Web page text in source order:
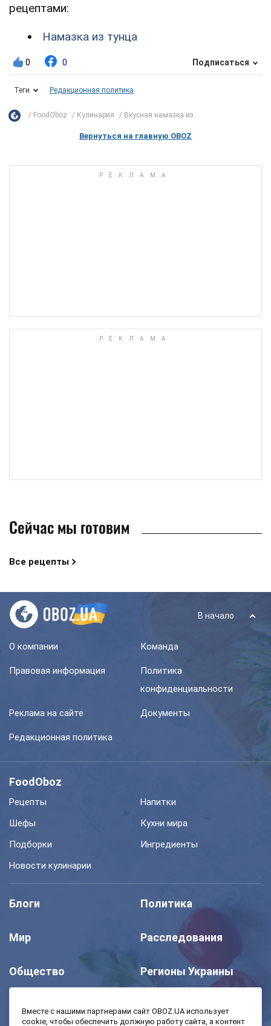
рецептами:
Намазка из тунца
0 0 Подписаться
Теги Редакционная политика
FoodOboz Кулинария Вкусная намазка из...
Вернуться на главную OBOZ
Сейчас мы готовим
Все рецепты
В начало
О компании Команда
Правовая информация
Политика
конфиденциальности
Реклама на сайте Документы
Редакционная политика
FoodOboz
Рецепты
Напитки
Шефы
Кухни мира
Подборки
Ингредиенты
Новости кулинарии
Блоги Политика
Мир Расследования
Общество Регионы Украины
Вместе с нашими партнерами сайт OBOZ.UA использует
cookie, чтобы обеспечить должную работу сайта, а контент